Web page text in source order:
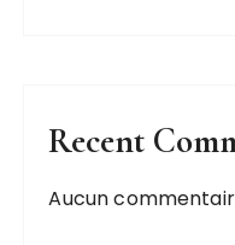
Recent
Aucun